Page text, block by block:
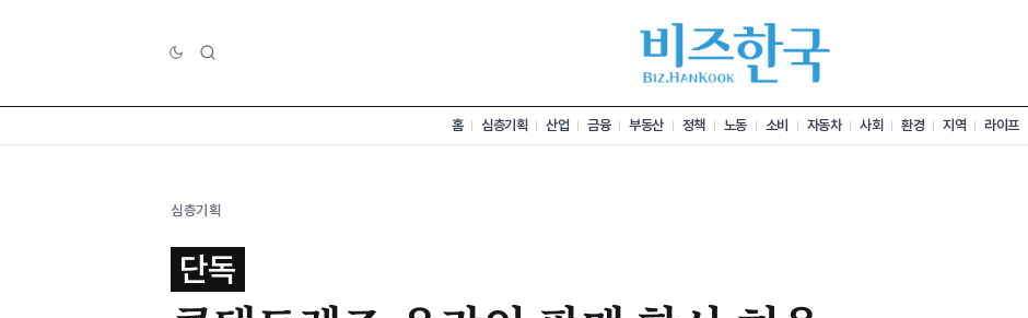
홈 심층기획 산업 금융 부동산 정책 노동 소비 자동차 사회 환경 지역 라이프
심층기획
단독